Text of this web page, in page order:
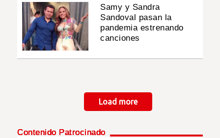
Samy y Sandra
Sandoval pasan la
pandemia estrenando
canciones
Load more
Contenido Patrocinado